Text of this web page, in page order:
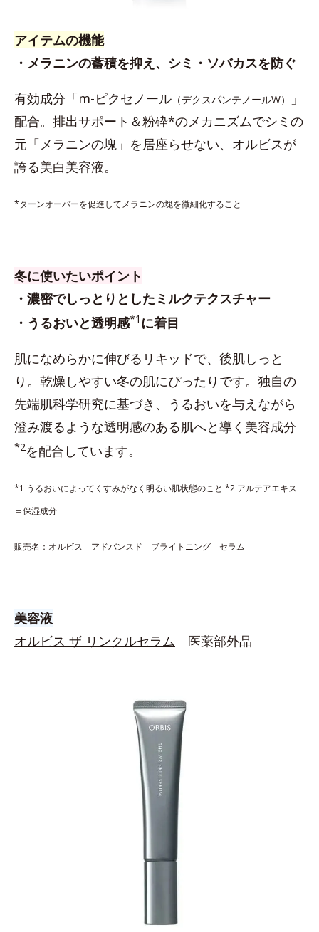
アイテムの機能
・メラニンの蓄積を抑え、シミ・ソバカスを防ぐ
有効成分「m-ピクセノール （デクスパンテノールW）
」
配合。排出サポート＆粉砕*のメカニズムでシミの
元「メラニンの塊」を居座らせない、オルビスが
誇る美白美容液。
*ターンオーバーを促進してメラニンの塊を微細化すること
冬に使いたいポイント
・濃密でしっとりとしたミルクテクスチャー
・うるおいと透明感*1 に着目
肌になめらかに伸びるリキッドで、後肌しっと
り。乾燥しやすい冬の肌にぴったりです。独自の
先端肌科学研究に基づき、うるおいを与えながら
澄み渡るような透明感のある肌へと導く美容成分
*2を配合しています。
*1 うるおいによってくすみがなく明るい肌状態のこと *2 アルテアエキス
＝保湿成分
販売名：オルビス アドバンスド ブライトニング セラム
美容液
オルビス ザ リンクルセラム 医薬部外品